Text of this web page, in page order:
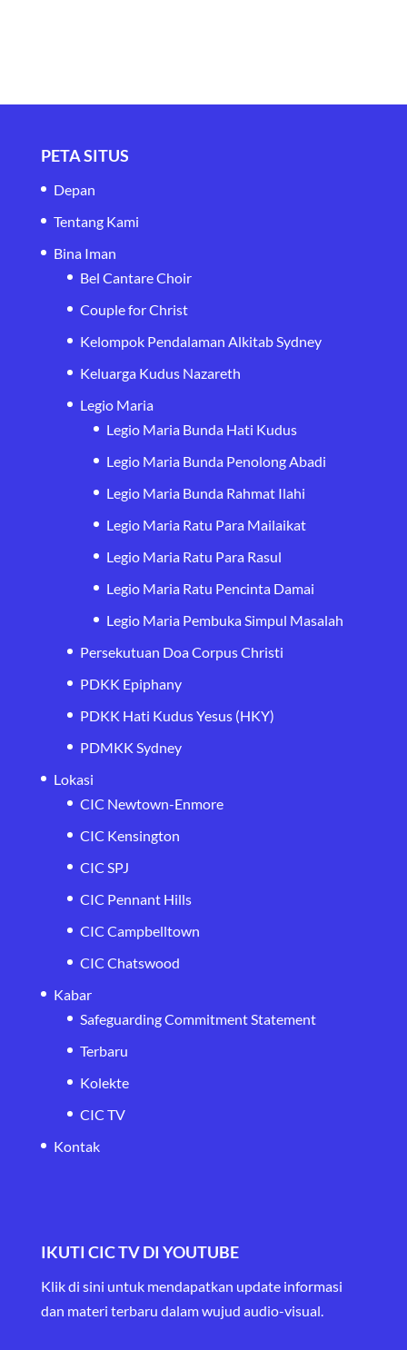
PETA SITUS
Depan
Tentang Kami
Bina Iman
Bel Cantare Choir
Couple for Christ
Kelompok Pendalaman Alkitab Sydney
Keluarga Kudus Nazareth
Legio Maria
Legio Maria Bunda Hati Kudus
Legio Maria Bunda Penolong Abadi
Legio Maria Bunda Rahmat Ilahi
Legio Maria Ratu Para Mailaikat
Legio Maria Ratu Para Rasul
Legio Maria Ratu Pencinta Damai
Legio Maria Pembuka Simpul Masalah
Persekutuan Doa Corpus Christi
PDKK Epiphany
PDKK Hati Kudus Yesus (HKY)
PDMKK Sydney
Lokasi
CIC Newtown-Enmore
CIC Kensington
CIC SPJ
CIC Pennant Hills
CIC Campbelltown
CIC Chatswood
Kabar
Safeguarding Commitment Statement
Terbaru
Kolekte
CIC TV
Kontak
IKUTI CIC TV DI YOUTUBE
Klik di sini untuk mendapatkan update informasi
dan materi terbaru dalam wujud audio-visual.